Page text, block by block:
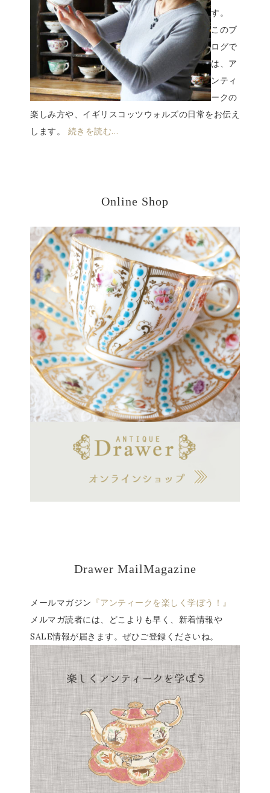
す。
このブ
ログで
は、ア
ンティ
ークの
楽しみ方や、イギリスコッツウォルズの日常をお伝え
します。 続きを読む…
Online Shop
Drawer MailMagazine
メールマガジン 『アンティークを楽しく学ぼう！』
メルマガ読者には、どこよりも早く、新着情報や
SALE情報が届きます。ぜひご登録くださいね。